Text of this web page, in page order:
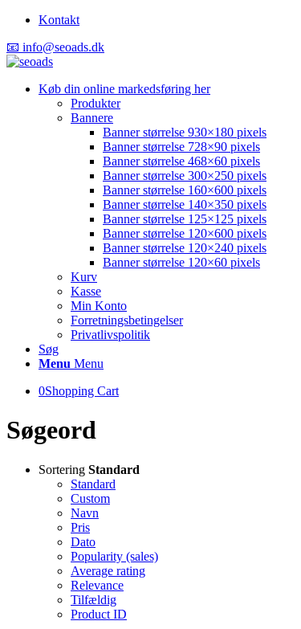
Kontakt
📧 info@seoads.dk
Køb din online markedsføring her
Produkter
Bannere
Banner størrelse 930×180 pixels
Banner størrelse 728×90 pixels
Banner størrelse 468×60 pixels
Banner størrelse 300×250 pixels
Banner størrelse 160×600 pixels
Banner størrelse 140×350 pixels
Banner størrelse 125×125 pixels
Banner størrelse 120×600 pixels
Banner størrelse 120×240 pixels
Banner størrelse 120×60 pixels
Kurv
Kasse
Min Konto
Forretningsbetingelser
Privatlivspolitik
Søg
Menu Menu
0Shopping Cart
Søgeord
Sortering Standard
Standard
Custom
Navn
Pris
Dato
Popularity (sales)
Average rating
Relevance
Tilfældig
Product ID